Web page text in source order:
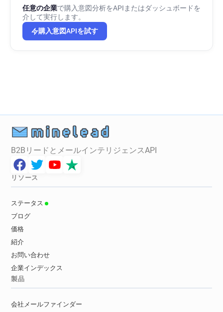
任意の企業で購入意図分析をAPIまたはダッシュボードを
介して実行します。
購入意図APIを試す
B2BリードとメールインテリジェンスAPI
リソース
ステータス
ブログ
価格
紹介
お問い合わせ
企業インデックス
製品
会社メールファインダー